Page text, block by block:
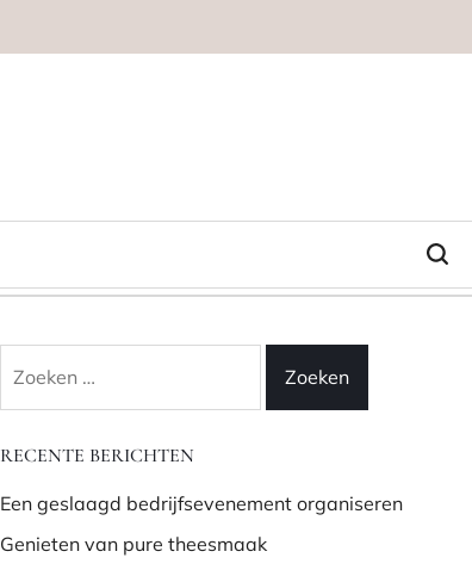
naar:
RECENTE BERICHTEN
Een geslaagd bedrijfsevenement organiseren
Genieten van pure theesmaak